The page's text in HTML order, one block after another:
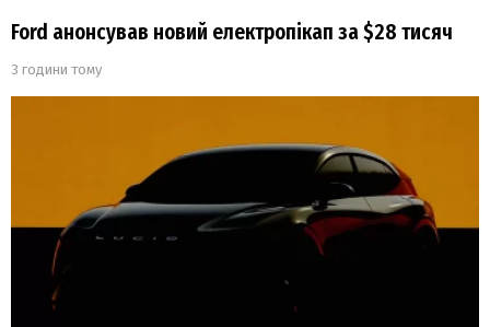
Ford анонсував новий електропікап за $28 тисяч
3 години тому